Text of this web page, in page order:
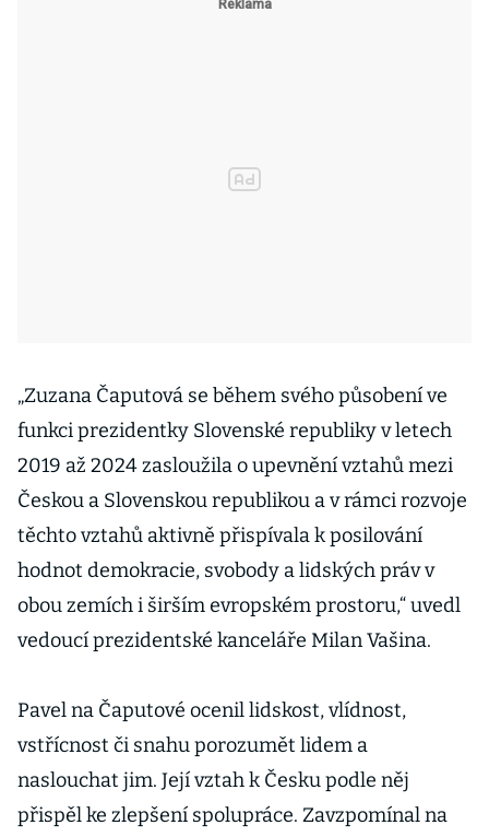
„Zuzana Čaputová se během svého působení ve
funkci prezidentky Slovenské republiky v letech
2019 až 2024 zasloužila o upevnění vztahů mezi
Českou a Slovenskou republikou a v rámci rozvoje
těchto vztahů aktivně přispívala k posilování
hodnot demokracie, svobody a lidských práv v
obou zemích i širším evropském prostoru,“ uvedl
vedoucí prezidentské kanceláře Milan Vašina.
Pavel na Čaputové ocenil lidskost, vlídnost,
vstřícnost či snahu porozumět lidem a
naslouchat jim. Její vztah k Česku podle něj
přispěl ke zlepšení spolupráce. Zavzpomínal na